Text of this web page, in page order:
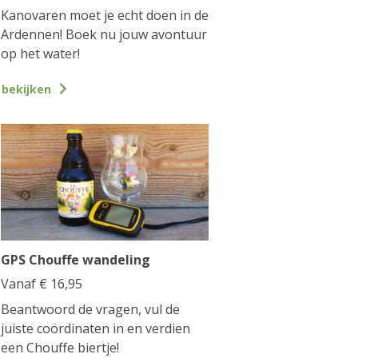
Kanovaren moet je echt doen in de
Ardennen! Boek nu jouw avontuur
op het water!
bekijken
GPS Chouffe wandeling
Vanaf € 16,95
Beantwoord de vragen, vul de
juiste coördinaten in en verdien
een Chouffe biertje!